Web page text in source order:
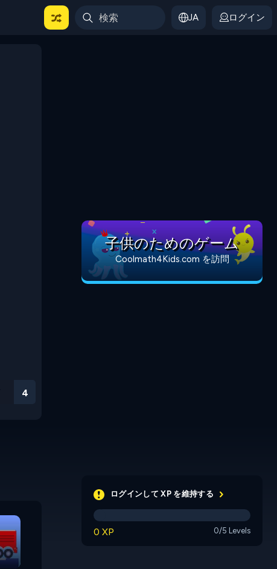
JA ログイン
3
Traffic Mania
子供のためのゲーム
Coolmath4Kids.com を訪問
ログインして XP を維持する
0 XP 0/5 Levels